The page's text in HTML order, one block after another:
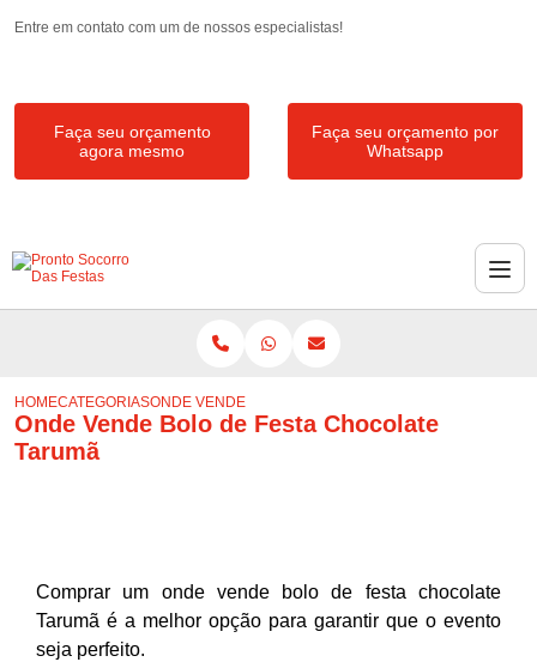
Entre em contato com um de nossos especialistas!
Faça seu orçamento
agora mesmo
Faça seu orçamento por
Whatsapp
HOMECATEGORIASONDE VENDE BOLO DE FESTA CHOCOLATE TARUMÃ
Onde Vende Bolo de Festa Chocolate
Tarumã
Comprar um onde vende bolo de festa chocolate
Tarumã é a melhor opção para garantir que o evento
seja perfeito.